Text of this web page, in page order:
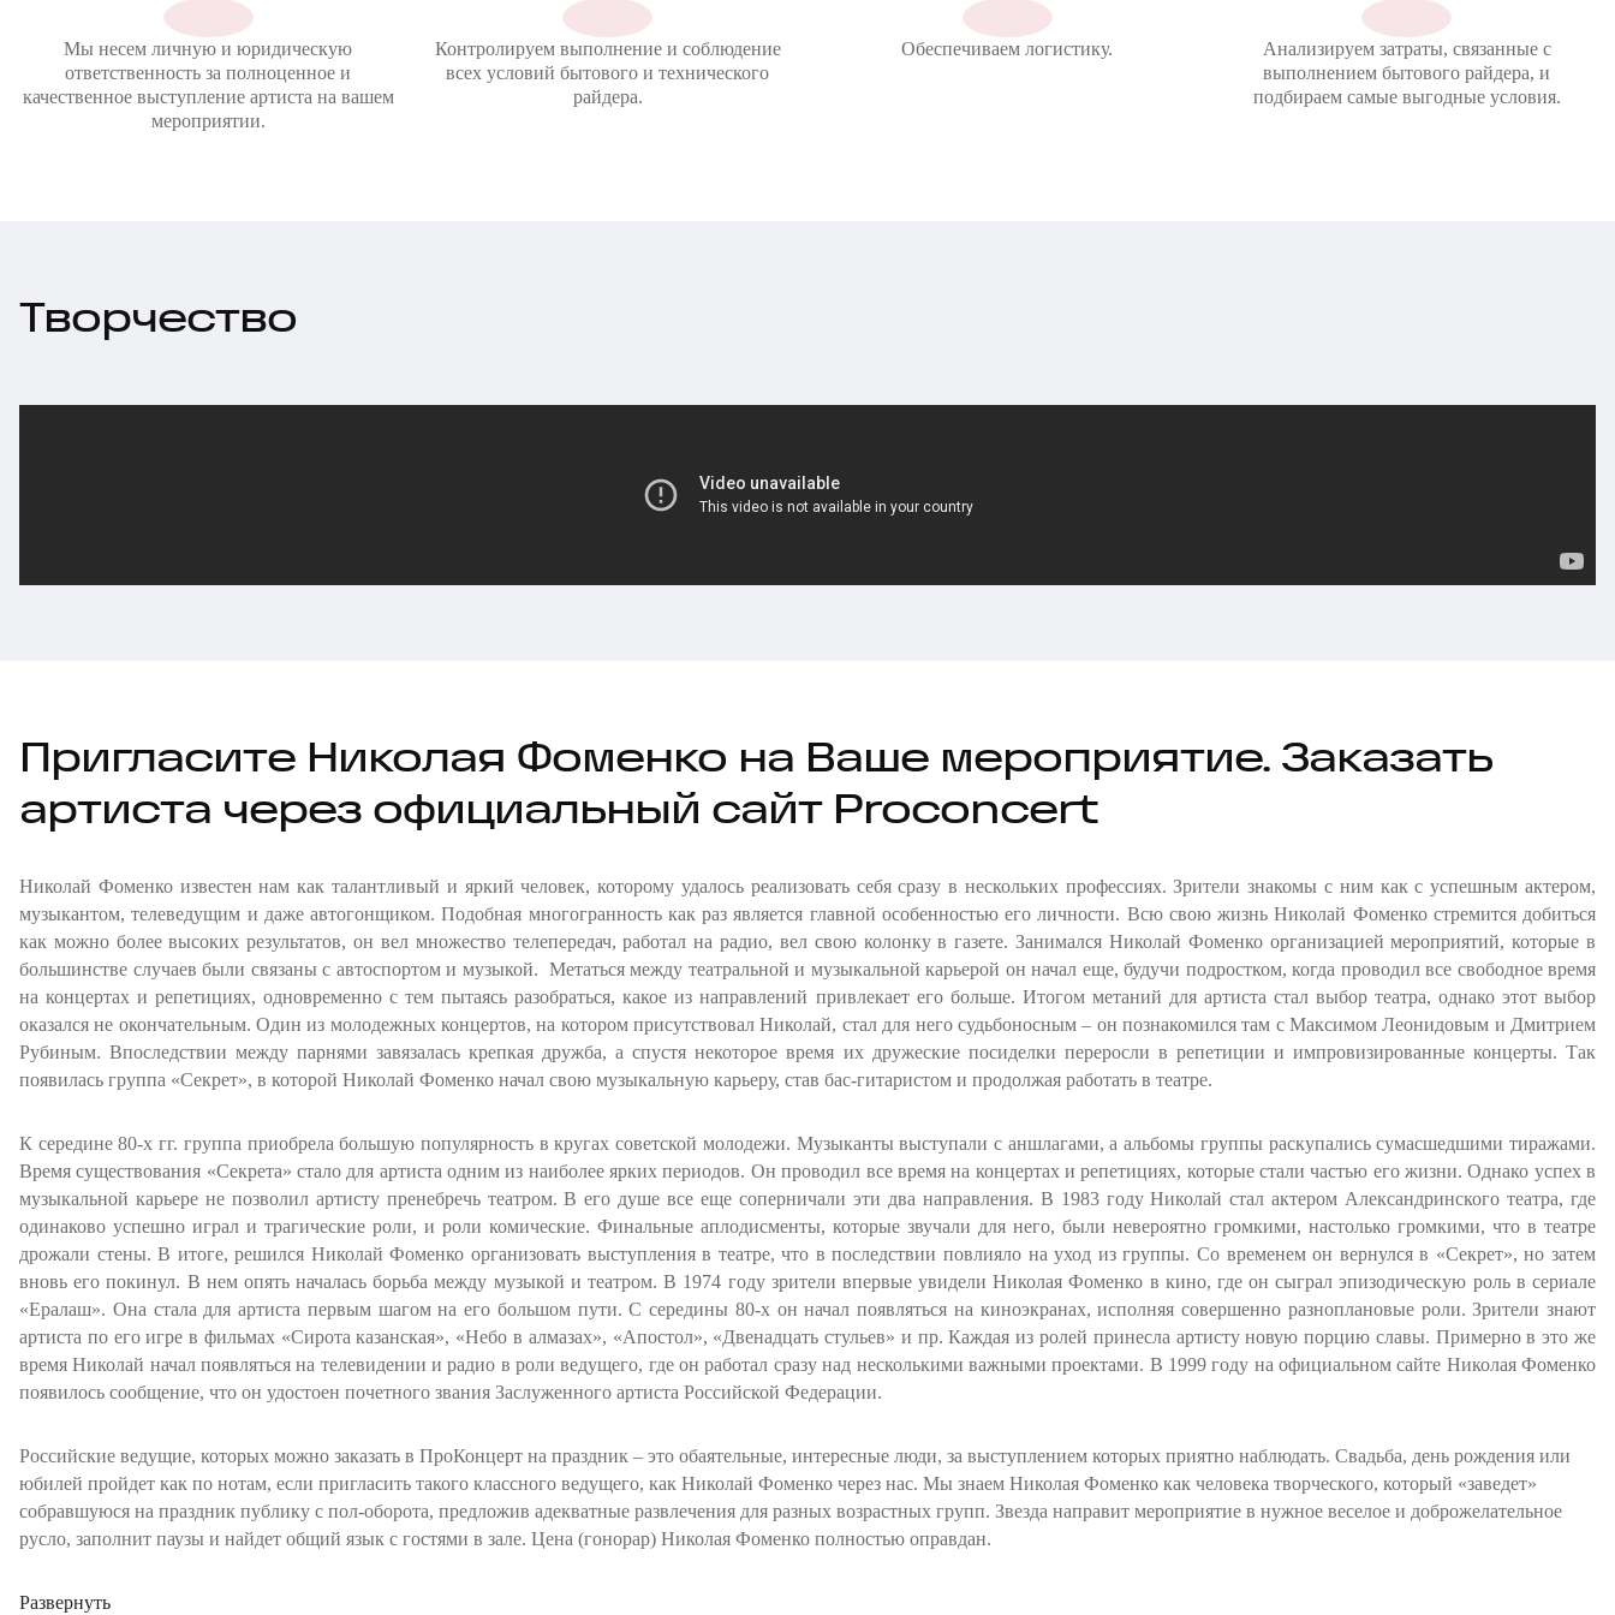
Мы несем личную и юридическую
ответственность за полноценное и
качественное выступление артиста на вашем
мероприятии.
Контролируем выполнение и соблюдение
всех условий бытового и технического
райдера.
Обеспечиваем логистику.
Анализируем затраты, связанные с
выполнением бытового райдера, и
подбираем самые выгодные условия.
Творчество
Пригласите Николая Фоменко на Ваше мероприятие. Заказать
артиста через официальный сайт Proconcert
Николай Фоменко известен нам как талантливый и яркий человек, которому удалось реализовать себя сразу в нескольких профессиях. Зрители знакомы с ним как с успешным актером,
музыкантом, телеведущим и даже автогонщиком. Подобная многогранность как раз является главной особенностью его личности. Всю свою жизнь Николай Фоменко стремится добиться
как можно более высоких результатов, он вел множество телепередач, работал на радио, вел свою колонку в газете. Занимался Николай Фоменко организацией мероприятий, которые в
большинстве случаев были связаны с автоспортом и музыкой. Метаться между театральной и музыкальной карьерой он начал еще, будучи подростком, когда проводил все свободное время
на концертах и репетициях, одновременно с тем пытаясь разобраться, какое из направлений привлекает его больше. Итогом метаний для артиста стал выбор театра, однако этот выбор
оказался не окончательным. Один из молодежных концертов, на котором присутствовал Николай, стал для него судьбоносным – он познакомился там с Максимом Леонидовым и Дмитрием
Рубиным. Впоследствии между парнями завязалась крепкая дружба, а спустя некоторое время их дружеские посиделки переросли в репетиции и импровизированные концерты. Так
появилась группа «Секрет», в которой Николай Фоменко начал свою музыкальную карьеру, став бас-гитаристом и продолжая работать в театре.
К середине 80-х гг. группа приобрела большую популярность в кругах советской молодежи. Музыканты выступали с аншлагами, а альбомы группы раскупались сумасшедшими тиражами.
Время существования «Секрета» стало для артиста одним из наиболее ярких периодов. Он проводил все время на концертах и репетициях, которые стали частью его жизни. Однако успех в
музыкальной карьере не позволил артисту пренебречь театром. В его душе все еще соперничали эти два направления. В 1983 году Николай стал актером Александринского театра, где
одинаково успешно играл и трагические роли, и роли комические. Финальные аплодисменты, которые звучали для него, были невероятно громкими, настолько громкими, что в театре
дрожали стены. В итоге, решился Николай Фоменко организовать выступления в театре, что в последствии повлияло на уход из группы. Со временем он вернулся в «Секрет», но затем
вновь его покинул. В нем опять началась борьба между музыкой и театром. В 1974 году зрители впервые увидели Николая Фоменко в кино, где он сыграл эпизодическую роль в сериале
«Ералаш». Она стала для артиста первым шагом на его большом пути. С середины 80-х он начал появляться на киноэкранах, исполняя совершенно разноплановые роли. Зрители знают
артиста по его игре в фильмах «Сирота казанская», «Небо в алмазах», «Апостол», «Двенадцать стульев» и пр. Каждая из ролей принесла артисту новую порцию славы. Примерно в это же
время Николай начал появляться на телевидении и радио в роли ведущего, где он работал сразу над несколькими важными проектами. В 1999 году на официальном сайте Николая Фоменко
появилось сообщение, что он удостоен почетного звания Заслуженного артиста Российской Федерации.
Российские ведущие, которых можно заказать в ПроКонцерт на праздник – это обаятельные, интересные люди, за выступлением которых приятно наблюдать. Свадьба, день рождения или
юбилей пройдет как по нотам, если пригласить такого классного ведущего, как Николай Фоменко через нас. Мы знаем Николая Фоменко как человека творческого, который «заведет»
собравшуюся на праздник публику с пол-оборота, предложив адекватные развлечения для разных возрастных групп. Звезда направит мероприятие в нужное веселое и доброжелательное
русло, заполнит паузы и найдет общий язык с гостями в зале. Цена (гонорар) Николая Фоменко полностью оправдан.
Развернуть